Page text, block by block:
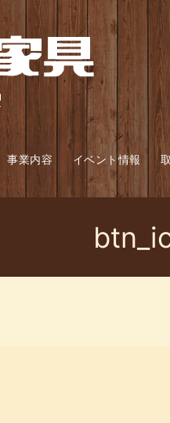
事業内容 イベント情報